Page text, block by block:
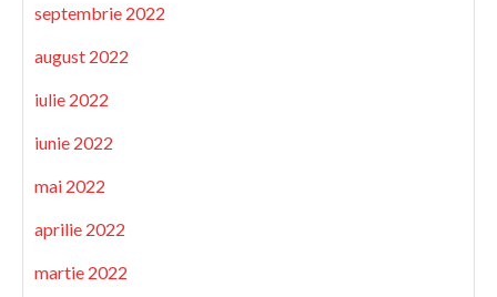
septembrie 2022
august 2022
iulie 2022
iunie 2022
mai 2022
aprilie 2022
martie 2022